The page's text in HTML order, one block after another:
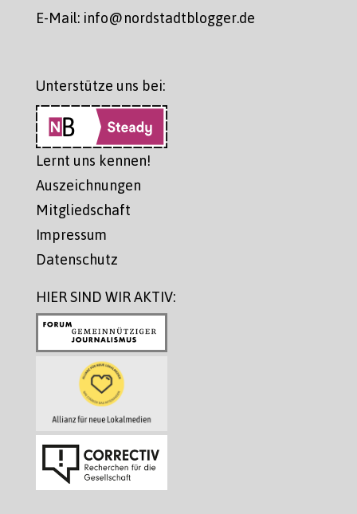
E-Mail: info@nordstadtblogger.de
Unterstütze uns bei:
Lernt uns kennen!
Auszeichnungen
Mitgliedschaft
Impressum
Datenschutz
HIER SIND WIR AKTIV: